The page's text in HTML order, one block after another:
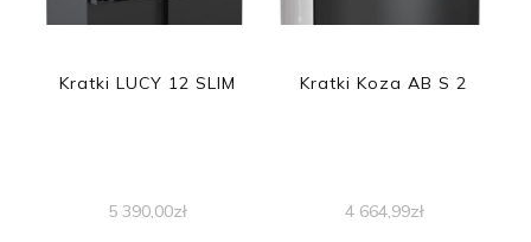
Kratki LUCY 12 SLIM
5 390,00zł
Kratki Koza AB S 2
4 664,99zł